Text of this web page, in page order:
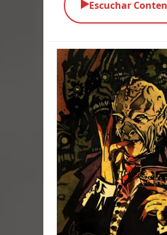
Parte 05: Los Horrores
Parte 03: La Traición
Parte 02: Vuelve el Hijo
Parte 01: El Comienzo
Parte 01: El Enemigo
Exaltados y Muertos
Los Muertos se
Los Monstruos más
▶️Escuchar